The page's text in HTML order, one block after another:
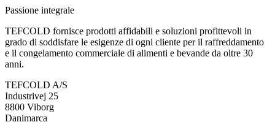
Passione integrale
TEFCOLD fornisce prodotti affidabili e soluzioni profittevoli in
grado di soddisfare le esigenze di ogni cliente per il raffreddamento
e il congelamento commerciale di alimenti e bevande da oltre 30
anni.
TEFCOLD A/S
Industrivej 25
8800 Viborg
Danimarca